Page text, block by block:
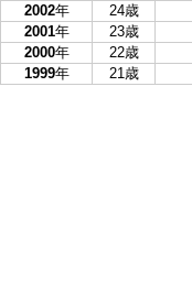
2002年 24歳
2001年 23歳
2000年 22歳
1999年 21歳